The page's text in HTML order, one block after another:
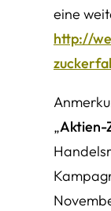
eine
http://
„Aktien-